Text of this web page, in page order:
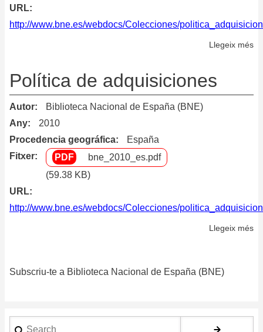
URL
http://www.bne.es/webdocs/Colecciones/
Llegeix més
Política de adquisiciones
Autor
Biblioteca Nacional de España (BNE)
Any
2010
Procedencia geográfica
España
Fitxer
bne_2010_es.pdf
(59.38 KB)
URL
http://www.bne.es/webdocs/Colecciones/
Llegeix més
Subscriu-te a Biblioteca Nacional de España (BNE)
Search